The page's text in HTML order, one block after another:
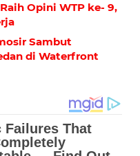
Opini WTP ke- 9,
Sambut
di Waterfront